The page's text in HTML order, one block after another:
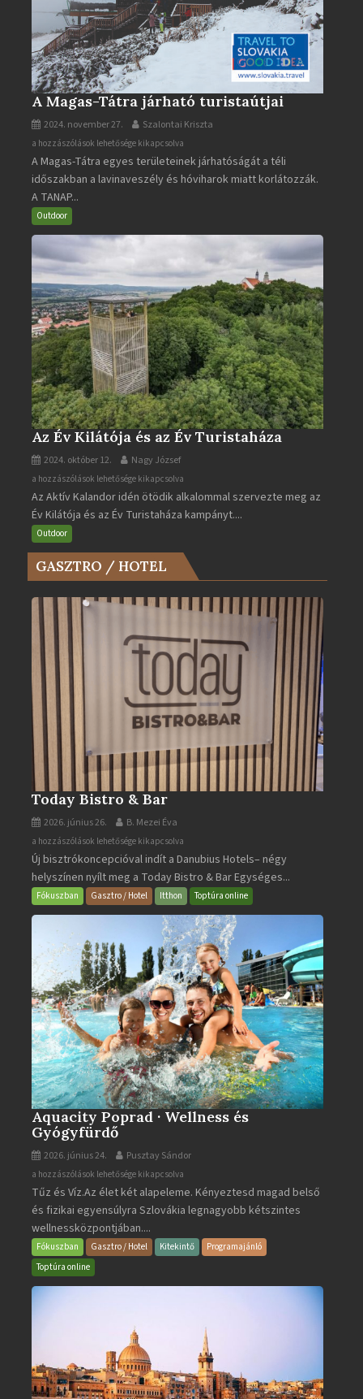
A Magas-Tátra járható turistaútjai
2024. november 27. Szalontai Kriszta
A
Magas-
Tátra
járható
turistaútjai
a hozzászólások lehetősége kikapcsolva
A Magas-Tátra egyes területeinek járhatóságát a téli
időszakban a lavinaveszély és hóviharok miatt korlátozzák.
A TANAP...
Outdoor
Az Év Kilátója és az Év Turistaháza
2024. október 12. Nagy József
Az
Év
Kilátója
és
az
Év
bejegyzéshez
a hozzászólások lehetősége kikapcsolva
Az Aktív Kalandor idén ötödik alkalommal szervezte meg az
Év Kilátója és az Év Turistaháza kampányt....
Outdoor
GASZTRO / HOTEL
Today Bistro & Bar
2026. június 26. B. Mezei Éva
Today
Bistro
&
Bar
bejegyzéshez
a hozzászólások lehetősége kikapcsolva
Új bisztrókoncepcióval indít a Danubius Hotels– négy
helyszínen nyílt meg a Today Bistro & Bar Egységes...
Fókuszban Gasztro / Hotel Itthon Toptúra online
Aquacity Poprad · Wellness és
Gyógyfürdő
2026. június 24. Pusztay Sándor
Aquacity
Poprad
·
Wellness
és
Gyógyfürdő
a hozzászólások lehetősége kikapcsolva
Tűz és Víz.Az élet két alapeleme. Kényeztesd magad belső
és fizikai egyensúlyra Szlovákia legnagyobb kétszintes
wellnessközpontjában....
Fókuszban Gasztro / Hotel Kitekintő
Programajánló
Toptúra online